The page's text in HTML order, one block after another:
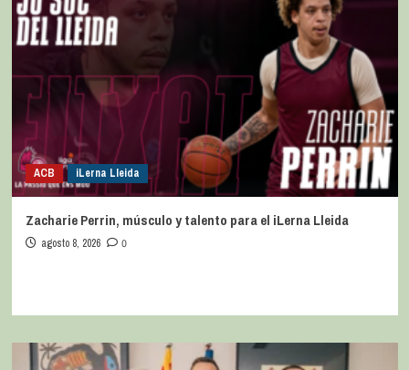
ACB iLerna Lleida
Zacharie Perrin, músculo y talento para el iLerna Lleida
agosto 8, 2026 0